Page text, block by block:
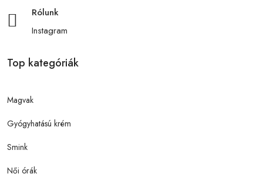
Rólunk
Instagram
Top kategóriák
Magvak
Gyógyhatású krém
Smink
Női órák